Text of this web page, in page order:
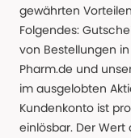
gewährten
Folgendes:
von Bestellungen
Pharm.de und
im ausgelobten
Kundenkonto ist
einlösbar. Der